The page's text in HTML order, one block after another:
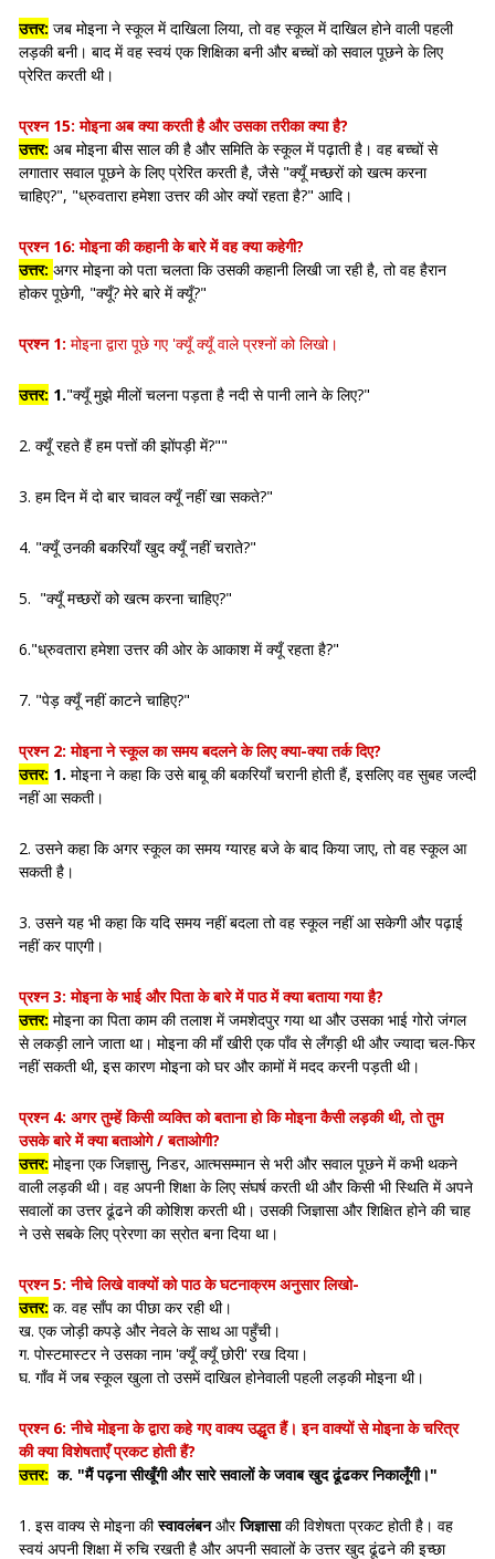
उत्तर: जब मोइना ने स्कूल में दाखिला लिया, तो वह स्कूल में दाखिल होने वाली पहली
लड़की बनी। बाद में वह स्वयं एक शिक्षिका बनी और बच्चों को सवाल पूछने के लिए
प्रेरित करती थी।
प्रश्न 15: मोइना अब क्या करती है और उसका तरीका क्या है?
उत्तर: अब मोइना बीस साल की है और समिति के स्कूल में पढ़ाती है। वह बच्चों से
लगातार सवाल पूछने के लिए प्रेरित करती है, जैसे "क्यूँ मच्छरों को खत्म करना
चाहिए?", "ध्रुवतारा हमेशा उत्तर की ओर क्यों रहता है?" आदि।
प्रश्न 16: मोइना की कहानी के बारे में वह क्या कहेगी?
उत्तर: अगर मोइना को पता चलता कि उसकी कहानी लिखी जा रही है, तो वह हैरान
होकर पूछेगी, "क्यूँ? मेरे बारे में क्यूँ?"
प्रश्न 1: मोइना द्वारा पूछे गए 'क्यूँ क्यूँ वाले प्रश्नों को लिखो।
उत्तर: 1."क्यूँ मुझे मीलों चलना पड़ता है नदी से पानी लाने के लिए?"
2. क्यूँ रहते हैं हम पत्तों की झोंपड़ी में?""
3. हम दिन में दो बार चावल क्यूँ नहीं खा सकते?"
4. "क्यूँ उनकी बकरियाँ खुद क्यूँ नहीं चराते?"
5. "क्यूँ मच्छरों को खत्म करना चाहिए?"
6."ध्रुवतारा हमेशा उत्तर की ओर के आकाश में क्यूँ रहता है?"
7. "पेड़ क्यूँ नहीं काटने चाहिए?"
प्रश्न 2: मोइना ने स्कूल का समय बदलने के लिए क्या-क्या तर्क दिए?
उत्तर: 1. मोइना ने कहा कि उसे बाबू की बकरियाँ चरानी होती हैं, इसलिए वह सुबह जल्दी
नहीं आ सकती।
2. उसने कहा कि अगर स्कूल का समय ग्यारह बजे के बाद किया जाए, तो वह स्कूल आ
सकती है।
3. उसने यह भी कहा कि यदि समय नहीं बदला तो वह स्कूल नहीं आ सकेगी और पढ़ाई
नहीं कर पाएगी।
प्रश्न 3: मोइना के भाई और पिता के बारे में पाठ में क्या बताया गया है?
उत्तर: मोइना का पिता काम की तलाश में जमशेदपुर गया था और उसका भाई गोरो जंगल
से लकड़ी लाने जाता था। मोइना की माँ खीरी एक पाँव से लँगड़ी थी और ज्यादा चल-फिर
नहीं सकती थी, इस कारण मोइना को घर और कामों में मदद करनी पड़ती थी।
प्रश्न 4: अगर तुम्हें किसी व्यक्ति को बताना हो कि मोइना कैसी लड़की थी, तो तुम
उसके बारे में क्या बताओगे / बताओगी?
उत्तर: मोइना एक जिज्ञासु, निडर, आत्मसम्मान से भरी और सवाल पूछने में कभी थकने
वाली लड़की थी। वह अपनी शिक्षा के लिए संघर्ष करती थी और किसी भी स्थिति में अपने
सवालों का उत्तर ढूंढने की कोशिश करती थी। उसकी जिज्ञासा और शिक्षित होने की चाह
ने उसे सबके लिए प्रेरणा का स्रोत बना दिया था।
प्रश्न 5: नीचे लिखे वाक्यों को पाठ के घटनाक्रम अनुसार लिखो-
उत्तर: क. वह साँप का पीछा कर रही थी।
ख. एक जोड़ी कपड़े और नेवले के साथ आ पहुँची।
ग. पोस्टमास्टर ने उसका नाम 'क्यूँ क्यूँ छोरी' रख दिया।
घ. गाँव में जब स्कूल खुला तो उसमें दाखिल होनेवाली पहली लड़की मोइना थी।
प्रश्न 6: नीचे मोइना के द्वारा कहे गए वाक्य उद्धृत हैं। इन वाक्यों से मोइना के चरित्र
की क्या विशेषताएँ प्रकट होती हैं?
उत्तर: क. "मैं पढ़ना सीखूँगी और सारे सवालों के जवाब खुद ढूंढकर निकालूँगी।"
1. इस वाक्य से मोइना कीस्वावलंबनऔरजिज्ञासाकी विशेषता प्रकट होती है। वह
स्वयं अपनी शिक्षा में रुचि रखती है और अपनी सवालों के उत्तर खुद ढूंढने की इच्छा